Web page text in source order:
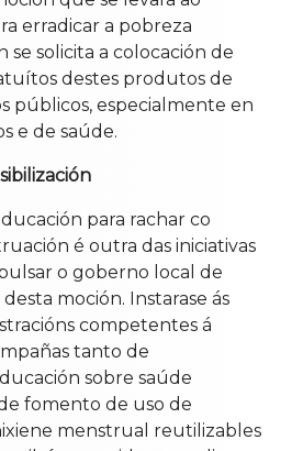
erradicar a pobreza
se solicita a colocación de
destes produtos de
públicos, especialmente en
e de saúde.
para rachar co
é outra das iniciativas
o goberno local de
moción. Instarase ás
competentes á
tanto de
sobre saúde
fomento de uso de
menstrual reutilizables